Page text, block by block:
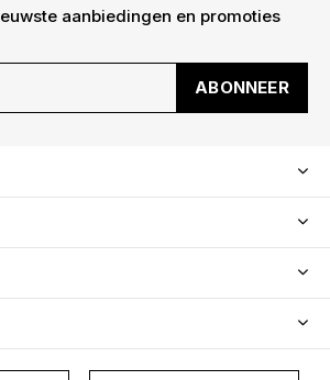
aanbiedingen en promoties
ABONNEER